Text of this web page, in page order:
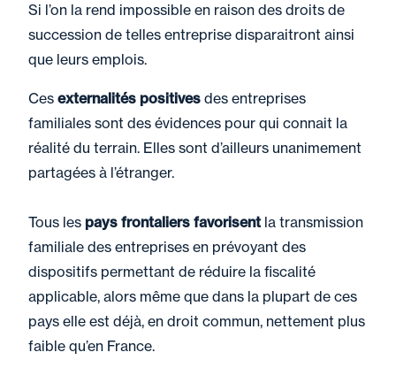
Si l’on la rend impossible en raison des droits de
succession de telles entreprise disparaitront ainsi
que leurs emplois.
Ces externalités positives des entreprises
familiales sont des évidences pour qui connait la
réalité du terrain. Elles sont d’ailleurs unanimement
partagées à l’étranger.
Tous les pays frontaliers favorisent la transmission
familiale des entreprises en prévoyant des
dispositifs permettant de réduire la fiscalité
applicable, alors même que dans la plupart de ces
pays elle est déjà, en droit commun, nettement plus
faible qu’en France.